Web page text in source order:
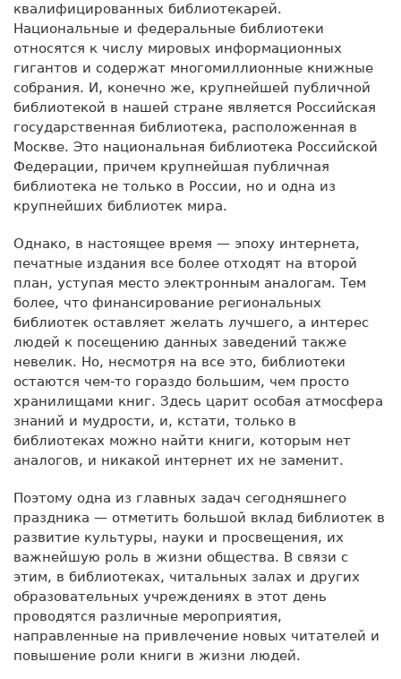
квалифицированных библиотекарей.
Национальные и федеральные библиотеки
относятся к числу мировых информационных
гигантов и содержат многомиллионные книжные
собрания. И, конечно же, крупнейшей публичной
библиотекой в нашей стране является Российская
государственная библиотека, расположенная в
Москве. Это национальная библиотека Российской
Федерации, причем крупнейшая публичная
библиотека не только в России, но и одна из
крупнейших библиотек мира.
Однако, в настоящее время — эпоху интернета,
печатные издания все более отходят на второй
план, уступая место электронным аналогам. Тем
более, что финансирование региональных
библиотек оставляет желать лучшего, а интерес
людей к посещению данных заведений также
невелик. Но, несмотря на все это, библиотеки
остаются чем-то гораздо большим, чем просто
хранилищами книг. Здесь царит особая атмосфера
знаний и мудрости, и, кстати, только в
библиотеках можно найти книги, которым нет
аналогов, и никакой интернет их не заменит.
Поэтому одна из главных задач сегодняшнего
праздника — отметить большой вклад библиотек в
развитие культуры, науки и просвещения, их
важнейшую роль в жизни общества. В связи с
этим, в библиотеках, читальных залах и других
образовательных учреждениях в этот день
проводятся различные мероприятия,
направленные на привлечение новых читателей и
повышение роли книги в жизни людей.